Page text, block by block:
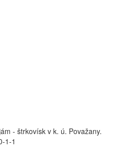
- štrkovísk v k. ú. Považany.
1-1